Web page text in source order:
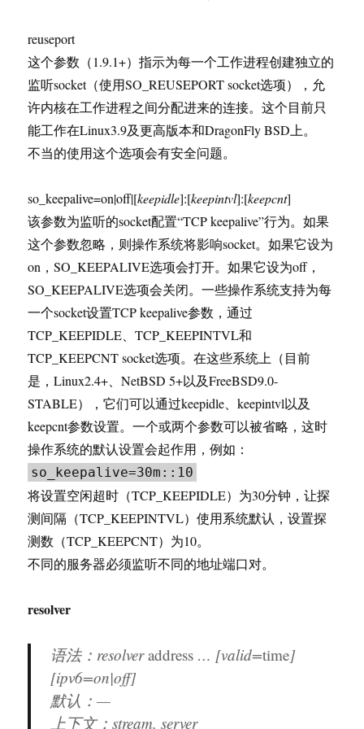
reuseport
这个参数（1.9.1+）指示为每一个工作进程创建独立的
监听socket（使用SO_REUSEPORT socket选项），允
许内核在工作进程之间分配进来的连接。这个目前只
能工作在Linux3.9及更高版本和DragonFly BSD上。
不当的使用这个选项会有安全问题。
so_keepalive=on|off|[keepidle]:[keepintvl]:[keepcnt]
该参数为监听的socket配置“TCP keepalive”行为。如果
这个参数忽略，则操作系统将影响socket。如果它设为
on，SO_KEEPALIVE选项会打开。如果它设为off，
SO_KEEPALIVE选项会关闭。一些操作系统支持为每
一个socket设置TCP keepalive参数，通过
TCP_KEEPIDLE、TCP_KEEPINTVL和
TCP_KEEPCNT socket选项。在这些系统上（目前
是，Linux2.4+、NetBSD 5+以及FreeBSD9.0-
STABLE），它们可以通过keepidle、keepintvl以及
keepcnt参数设置。一个或两个参数可以被省略，这时
操作系统的默认设置会起作用，例如：
so_keepalive=30m::10
将设置空闲超时（TCP_KEEPIDLE）为30分钟，让探
测间隔（TCP_KEEPINTVL）使用系统默认，设置探
测数（TCP_KEEPCNT）为10。
不同的服务器必须监听不同的地址端口对。
resolver
语法：resolveraddress … [valid=time]
[ipv6=on|off]
默认：—
上下文：stream, server